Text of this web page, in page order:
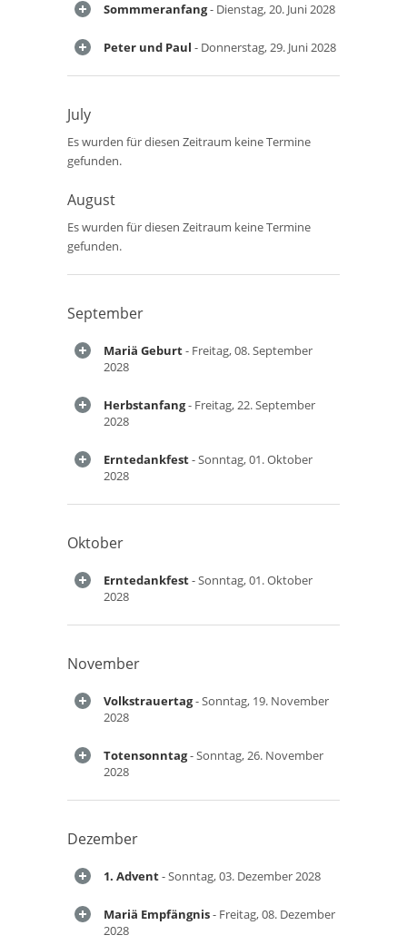
Sommmeranfang- Dienstag, 20. Juni 2028
Peter und Paul - Donnerstag, 29. Juni 2028
July
Es wurden für diesen Zeitraum keine Termine
gefunden.
August
Es wurden für diesen Zeitraum keine Termine
gefunden.
September
Mariä Geburt- Freitag, 08. September
2028
Herbstanfang- Freitag, 22. September
2028
Erntedankfest- Sonntag, 01. Oktober
2028
Oktober
Erntedankfest- Sonntag, 01. Oktober
2028
November
Volkstrauertag- Sonntag, 19. November
2028
Totensonntag- Sonntag, 26. November
2028
Dezember
1. Advent- Sonntag, 03. Dezember 2028
Mariä Empfängnis- Freitag, 08. Dezember
2028